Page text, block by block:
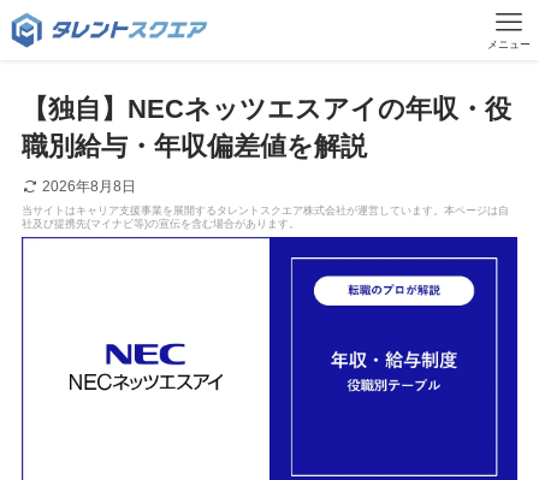
メニュー
【独自】NECネッツエスアイの年収・役
職別給与・年収偏差値を解説
2026年8月8日